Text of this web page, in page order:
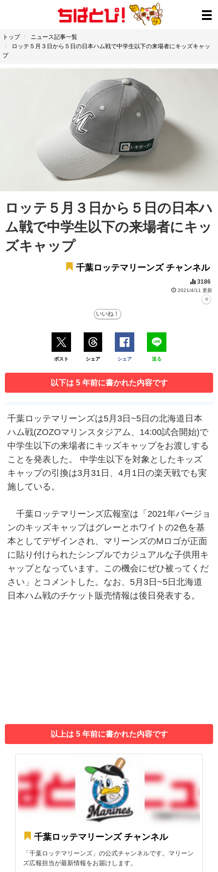
トップ
ニュース記事一覧
ロッテ５月３日から５日の日本ハム戦で中学生以下の来場者にキッズキャッ
プ
ロッテ５月３日から５日の日本ハ
ム戦で中学生以下の来場者にキッ
ズキャップ
千葉ロッテマリーンズ チャンネル
3186
2021/4/11 更新
ポスト シェア シェア 送る
以下は 5 年前に書かれた内容です
千葉ロッテマリーンズは5月3日~5日の北海道日本
ハム戦(ZOZOマリンスタジアム、14:00試合開始)で
中学生以下の来場者にキッズキャップをお渡しする
ことを発表した。 中学生以下を対象としたキッズ
キャップの引換は3月31日、4月1日の楽天戦でも実
施している。
千葉ロッテマリーンズ広報室は「2021年バージョ
ンのキッズキャップはグレーとホワイトの2色を基
本としてデザインされ、マリーンズのMロゴが正面
に貼り付けられたシンプルでカジュアルな子供用キ
ャップとなっています。この機会にぜひ被ってくだ
さい」とコメントした。なお、5月3日~5日北海道
日本ハム戦のチケット販売情報は後日発表する。
以上は 5 年前に書かれた内容です
千葉ロッテマリーンズ チャンネル
「千葉ロッテマリーンズ」の公式チャンネルです。マリーン
ズ広報担当が最新情報をお届けします。